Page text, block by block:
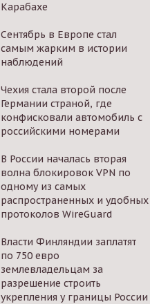
Карабахе
Сентябрь в Европе стал
самым жарким в истории
наблюдений
Чехия стала второй после
Германии страной, где
конфисковали автомобиль с
российскими номерами
В России началась вторая
волна блокировок VPN по
одному из самых
распространенных и удобных
протоколов WireGuard
Власти Финляндии заплатят
по 750 евро
землевладельцам за
разрешение строить
укрепления у границы России